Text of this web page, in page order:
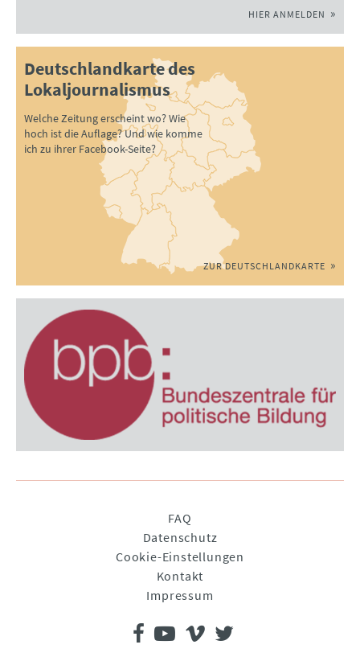
HIER ANMELDEN
Deutschlandkarte des
Lokaljournalismus
Welche Zeitung erscheint wo? Wie
hoch ist die Auflage? Und wie komme
ich zu ihrer Facebook-Seite?
ZUR DEUTSCHLANDKARTE
FAQ
Datenschutz
Cookie-Einstellungen
Kontakt
Impressum